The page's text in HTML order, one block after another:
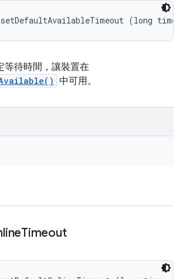
(long
等待時間，讓裝置在
中可用。
Timeout